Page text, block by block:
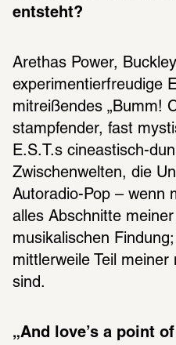
entsteht?
Arethas Power,
experimentierfreudige
mitreißendes „Bumm!
stampfender, fast
E.S.T.s cineastisch-
Zwischenwelten, die
Autoradio-Pop – wenn
alles Abschnitte
musikalischen
mittlerweile Teil
sind.
„And love’s a point